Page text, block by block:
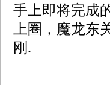
手上即将完成
上圈，魔龙东
刚.